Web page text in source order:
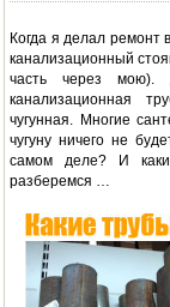
Когда я делал ремонт
канализационный
часть через
канализационная
чугунная. Многие
чугуну ничего не
самом деле? И
разберемся …